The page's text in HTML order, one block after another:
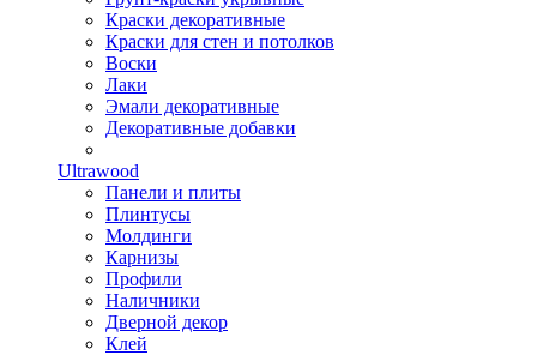
Краски декоративные
Краски для стен и потолков
Воски
Лаки
Эмали декоративные
Декоративные добавки
Ultrawood
Панели и плиты
Плинтусы
Молдинги
Карнизы
Профили
Наличники
Дверной декор
Клей